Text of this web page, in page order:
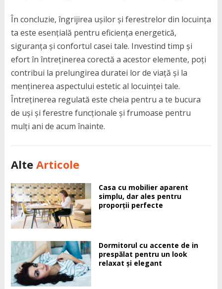
În concluzie, îngrijirea ușilor și ferestrelor din locuința
ta este esențială pentru eficiența energetică,
siguranța și confortul casei tale. Investind timp și
efort în întreținerea corectă a acestor elemente, poți
contribui la prelungirea duratei lor de viață și la
menținerea aspectului estetic al locuinței tale.
Întreținerea regulată este cheia pentru a te bucura
de uși și ferestre funcționale și frumoase pentru
mulți ani de acum înainte.
Alte Articole
Casa cu mobilier aparent
simplu, dar ales pentru
proporții perfecte
Dormitorul cu accente de in
prespălat pentru un look
relaxat și elegant